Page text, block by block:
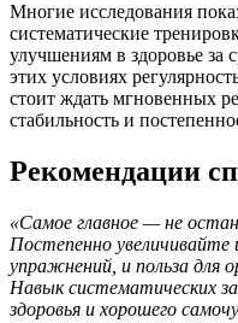
Многие исследования
систематические
улучшениям в здоровье за
этих условиях
стоит ждать мгновенных
стабильность и
Рекомендации
«Самое главное — не
Постепенно
упражнений, и польза для
Навык систематических
здоровья и хорошего